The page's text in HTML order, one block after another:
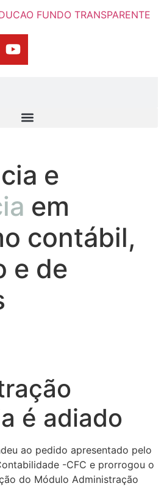
e
em
contábil,
e de
é adiado
ao pedido apresentado pelo
-CFC e prorrogou o
do Módulo Administração